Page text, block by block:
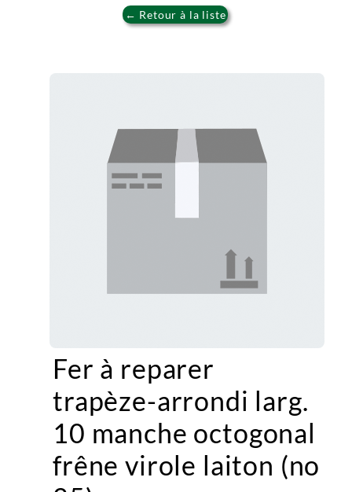
← Retour à la liste
Fer à reparer
trapèze-arrondi larg.
10 manche octogonal
frêne virole laiton (no